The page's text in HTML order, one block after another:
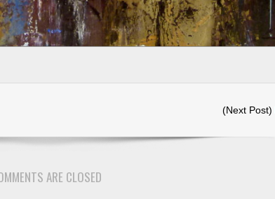
(Next Post)
ARE CLOSED